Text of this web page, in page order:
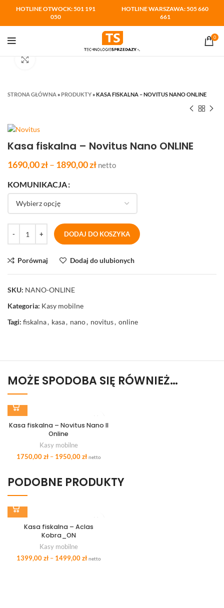
HOTLINE OTWOCK: 501 191
050
HOTLINE WARSZAWA: 505 660
661
0
STRONA GŁÓWNA » PRODUKTY »KASA FISKALNA – NOVITUS NANO ONLINE
Kasa fiskalna – Novitus Nano ONLINE
1690,00zł– 1890,00zł netto
KOMUNIKACJA
DODAJ DO KOSZYKA
Porównaj Dodaj do ulubionych
SKU: NANO-ONLINE
Kategoria: Kasy mobilne
Tagi: fiskalna, kasa, nano, novitus, online
MOŻE SPODOBA SIĘ RÓWNIEŻ…
Kasa fiskalna – Novitus Nano II
Online
Kasy mobilne
1750,00 zł– 1950,00 zł netto
PODOBNE PRODUKTY
Kasa fiskalna – Aclas
Kobra_ON
Kasy mobilne
1399,00 zł– 1499,00 zł netto